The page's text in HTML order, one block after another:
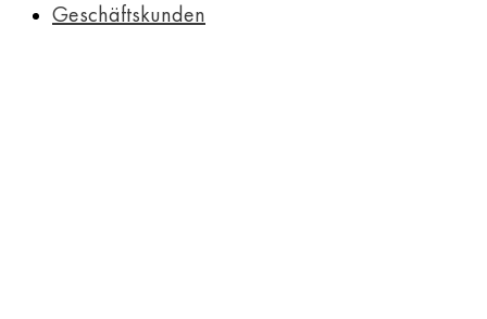
Geschäftskunden